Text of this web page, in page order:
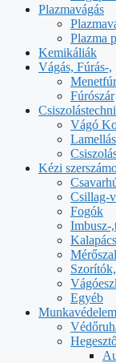
Plazmavágás
Plazma
Kemikáliák
Vágás, Fúrás-,
Fúrószár
Vágó
Kézi
Csillag-
Fogók
Imbusz-
Egyéb
Munkavédelem